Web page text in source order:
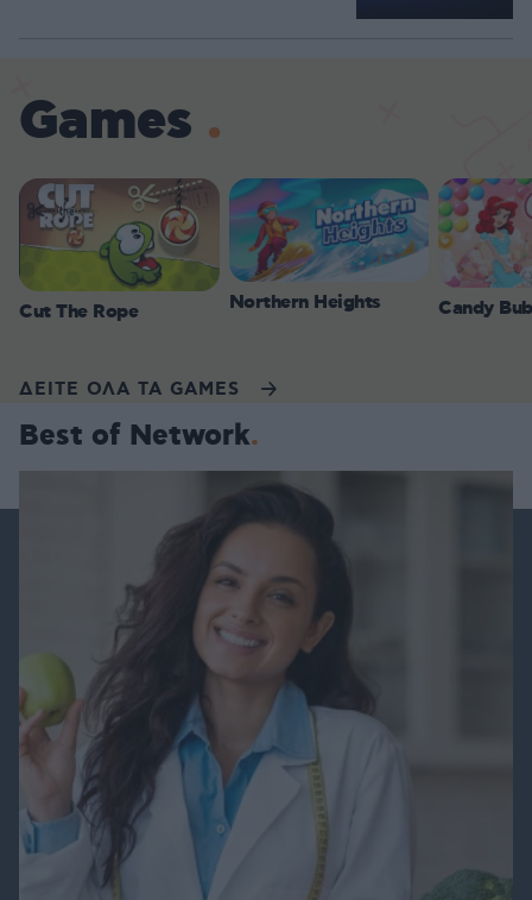
Games
Cut The Rope Northern Heights Candy
ΔΕΙΤΕ ΟΛΑ ΤΑ GAMES
Best of Network